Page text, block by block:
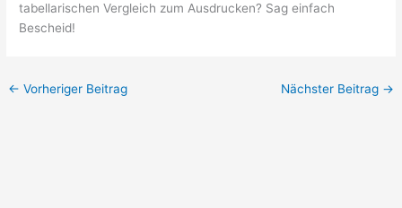
tabellarischen Vergleich zum Ausdrucken? Sag einfach
Bescheid!
← Vorheriger Beitrag Nächster Beitrag →